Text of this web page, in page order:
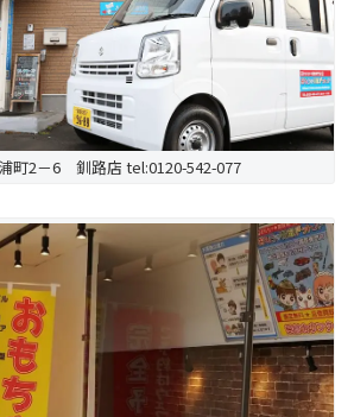
町2－6 釧路店 tel:0120-542-077